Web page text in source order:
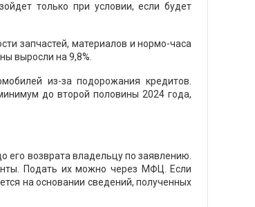
только при условии, если будет
запчастей, материалов и нормо-часа
выросли на 9,8%.
из-за подорожания кредитов.
до второй половины 2024 года,
его возврата владельцу по заявлению.
Подать их можно через МФЦ. Если
на основании сведений, полученных